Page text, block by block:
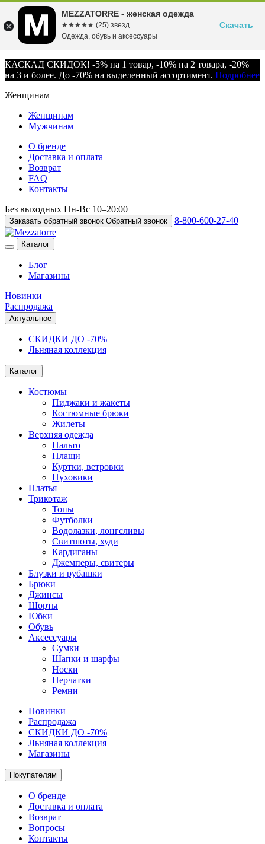
КАСКАД СКИДОК! -5% на 1 товар, -10% на 2 товара, -20%
на 3 и более. До -70% на выделенный ассортимент. Подробнее
Женщинам
Женщинам
Мужчинам
О бренде
Доставка и оплата
Возврат
FAQ
Контакты
Без выходных Пн-Вс 10–20:00
Заказать обратный звонок Обратный звонок 8-800-600-27-40
Каталог
Блог
Магазины
Новинки
Распродажа
Актуальное
СКИДКИ ДО -70%
Льняная коллекция
Каталог
Костюмы
Пиджаки и жакеты
Костюмные брюки
Жилеты
Верхняя одежда
Пальто
Плащи
Куртки, ветровки
Пуховики
Платья
Трикотаж
Топы
Футболки
Водолазки, лонгсливы
Свитшоты, худи
Кардиганы
Джемперы, свитеры
Блузки и рубашки
Брюки
Джинсы
Шорты
Юбки
Обувь
Аксессуары
Сумки
Шапки и шарфы
Носки
Перчатки
Ремни
Новинки
Распродажа
СКИДКИ ДО -70%
Льняная коллекция
Магазины
Покупателям
О бренде
Доставка и оплата
Возврат
Вопросы
Контакты
MEZZATORRE - женская одежда
☆☆☆☆☆
★★★★★ (25) звезд
Одежда, обувь и аксессуары
Скачать